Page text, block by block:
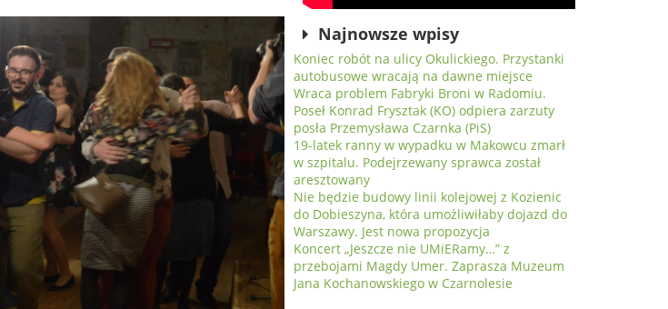
Najnowsze wpisy
Koniec robót na ulicy Okulickiego. Przystanki
autobusowe wracają na dawne miejsce
Wraca problem Fabryki Broni w Radomiu.
Poseł Konrad Frysztak (KO) odpiera zarzuty
posła Przemysława Czarnka (PiS)
19-latek ranny w wypadku w Makowcu zmarł
w szpitalu. Podejrzewany sprawca został
aresztowany
Nie będzie budowy linii kolejowej z Kozienic
do Dobieszyna, która umożliwiłaby dojazd do
Warszawy. Jest nowa propozycja
Koncert „Jeszcze nie UMiERamy…” z
przebojami Magdy Umer. Zaprasza Muzeum
Jana Kochanowskiego w Czarnolesie